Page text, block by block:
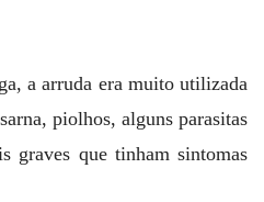
a arruda era muito utilizada
piolhos, alguns parasitas
graves que tinham sintomas